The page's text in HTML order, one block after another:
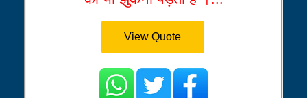
View Quote